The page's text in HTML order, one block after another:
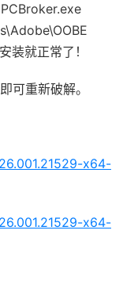
装就正常了！
可重新破解。
x64-
x64-